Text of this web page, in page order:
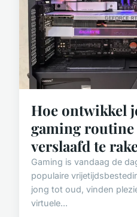
Hoe ontwikkel
gaming routine
verslaafd te
Gaming is vandaag de
populaire
jong tot oud, vinden
virtuele...